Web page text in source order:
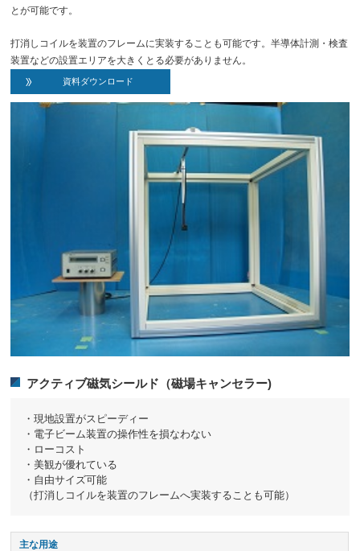
とが可能です。
打消しコイルを装置のフレームに実装することも可能です。半導体計測・検査
装置などの設置エリアを大きくとる必要がありません。
資料ダウンロード
アクティブ磁気シールド（磁場キャンセラー)
・現地設置がスピーディー
・電子ビーム装置の操作性を損なわない
・ローコスト
・美観が優れている
・自由サイズ可能
（打消しコイルを装置のフレームへ実装することも可能）
主な用途